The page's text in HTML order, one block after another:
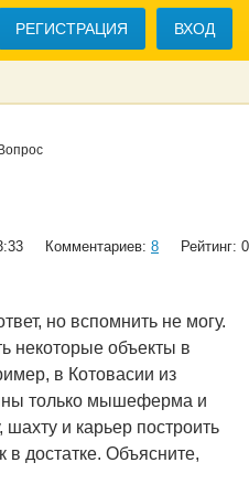
РЕГИСТРАЦИЯ ВХОД
Комментариев: 8 Рейтинг: 0
но вспомнить не могу.
некоторые объекты в
в Котовасии из
только мышеферма и
и карьер построить
в достатке. Объясните,